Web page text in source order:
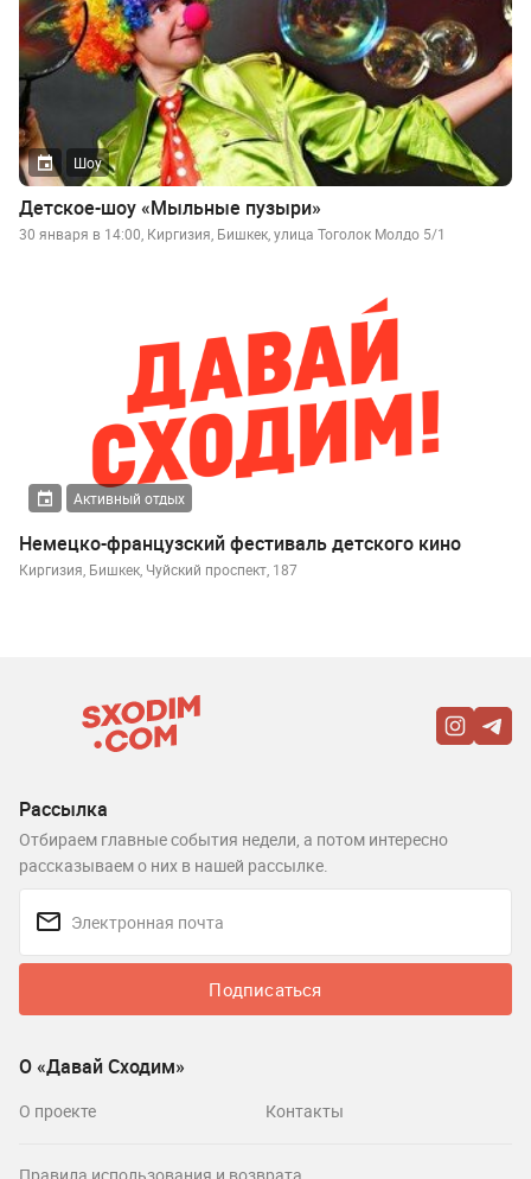
Шоу
Детское-шоу «Мыльные пузыри»
30 января в 14:00, Киргизия, Бишкек, улица Тоголок Молдо 5/1
Активный отдых
Немецко-французский фестиваль детского кино
Киргизия, Бишкек, Чуйский проспект, 187
Рассылка
Отбираем главные события недели, а потом интересно
рассказываем о них в нашей рассылке.
Подписаться
О «Давай Сходим»
О проекте Контакты